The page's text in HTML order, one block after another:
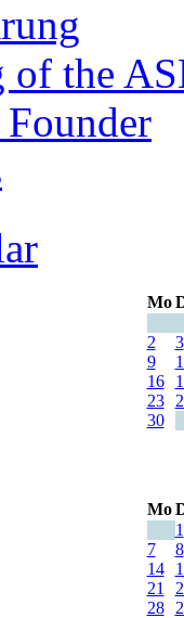
of the
Mo
2
3
9
16
23
30
Mo
1
7
8
14
21
28